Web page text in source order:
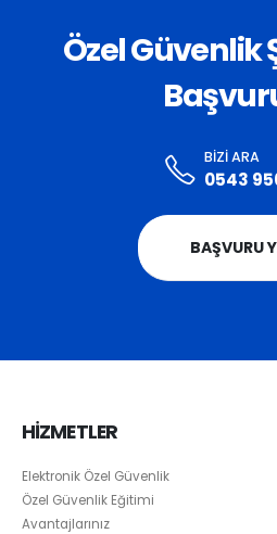
Özel Güvenlik
BIZI ARA
0543
BAŞVURU
HİZMETLER
Elektronik Özel Güvenlik
Özel Güvenlik Eğitimi
Avantajlarınız